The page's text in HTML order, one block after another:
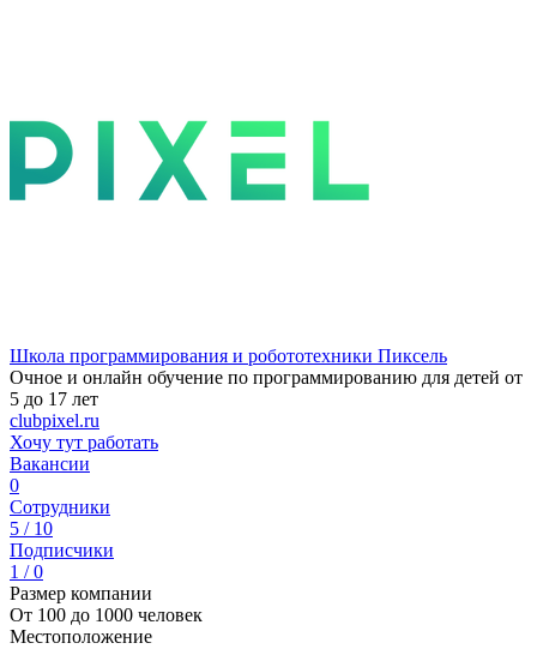
Школа программирования и робототехники Пиксель
Очное и онлайн обучение по программированию для детей от
5 до 17 лет
clubpixel.ru
Хочу тут работать
Вакансии
0
Сотрудники
5 / 10
Подписчики
1 / 0
Размер компании
От 100 до 1000 человек
Местоположение